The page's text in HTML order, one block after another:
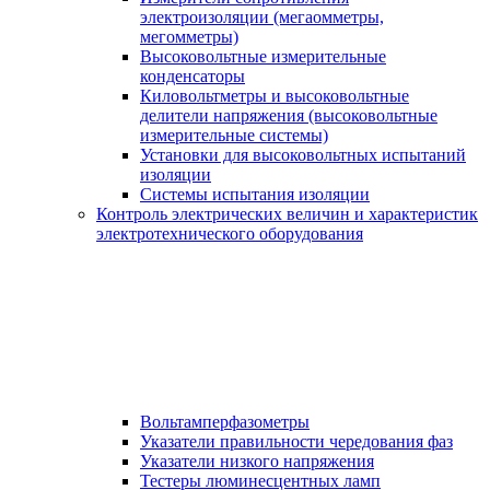
электроизоляции (мегаомметры,
мегомметры)
Высоковольтные измерительные
конденсаторы
Киловольтметры и высоковольтные
делители напряжения (высоковольтные
измерительные системы)
Установки для высоковольтных испытаний
изоляции
Системы испытания изоляции
Контроль электрических величин и характеристик
электротехнического оборудования
Вольтамперфазометры
Указатели правильности чередования фаз
Указатели низкого напряжения
Тестеры люминесцентных ламп